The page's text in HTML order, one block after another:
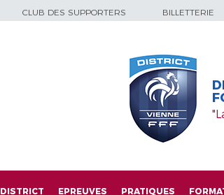
CLUB DES SUPPORTERS BILLETTERIE
DISTRICT EPREUVES PRATIQUES